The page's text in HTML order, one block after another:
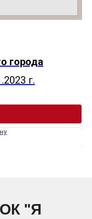
города
г.
"Я